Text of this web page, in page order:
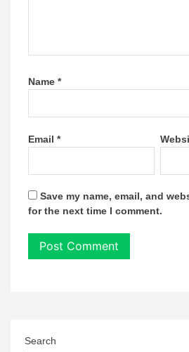
Name *
Email *
Save my name, email, and
for the next time I comment.
Search